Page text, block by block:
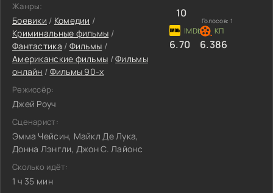
Жанры:
Боевики / Комедии /
Криминальные фильмы /
Фантастика / Фильмы /
Американские фильмы /Фильмы
онлайн / Фильмы 90-х
Режиссёр:
Джей Роуч
Сценарист:
Эмма Чейсин, Майкл Де Лука,
Донна Лэнгли, Джон С. Лайонс
Сколько идёт:
1 ч 35 мин
10
Голосов: 1
6.70 6.386